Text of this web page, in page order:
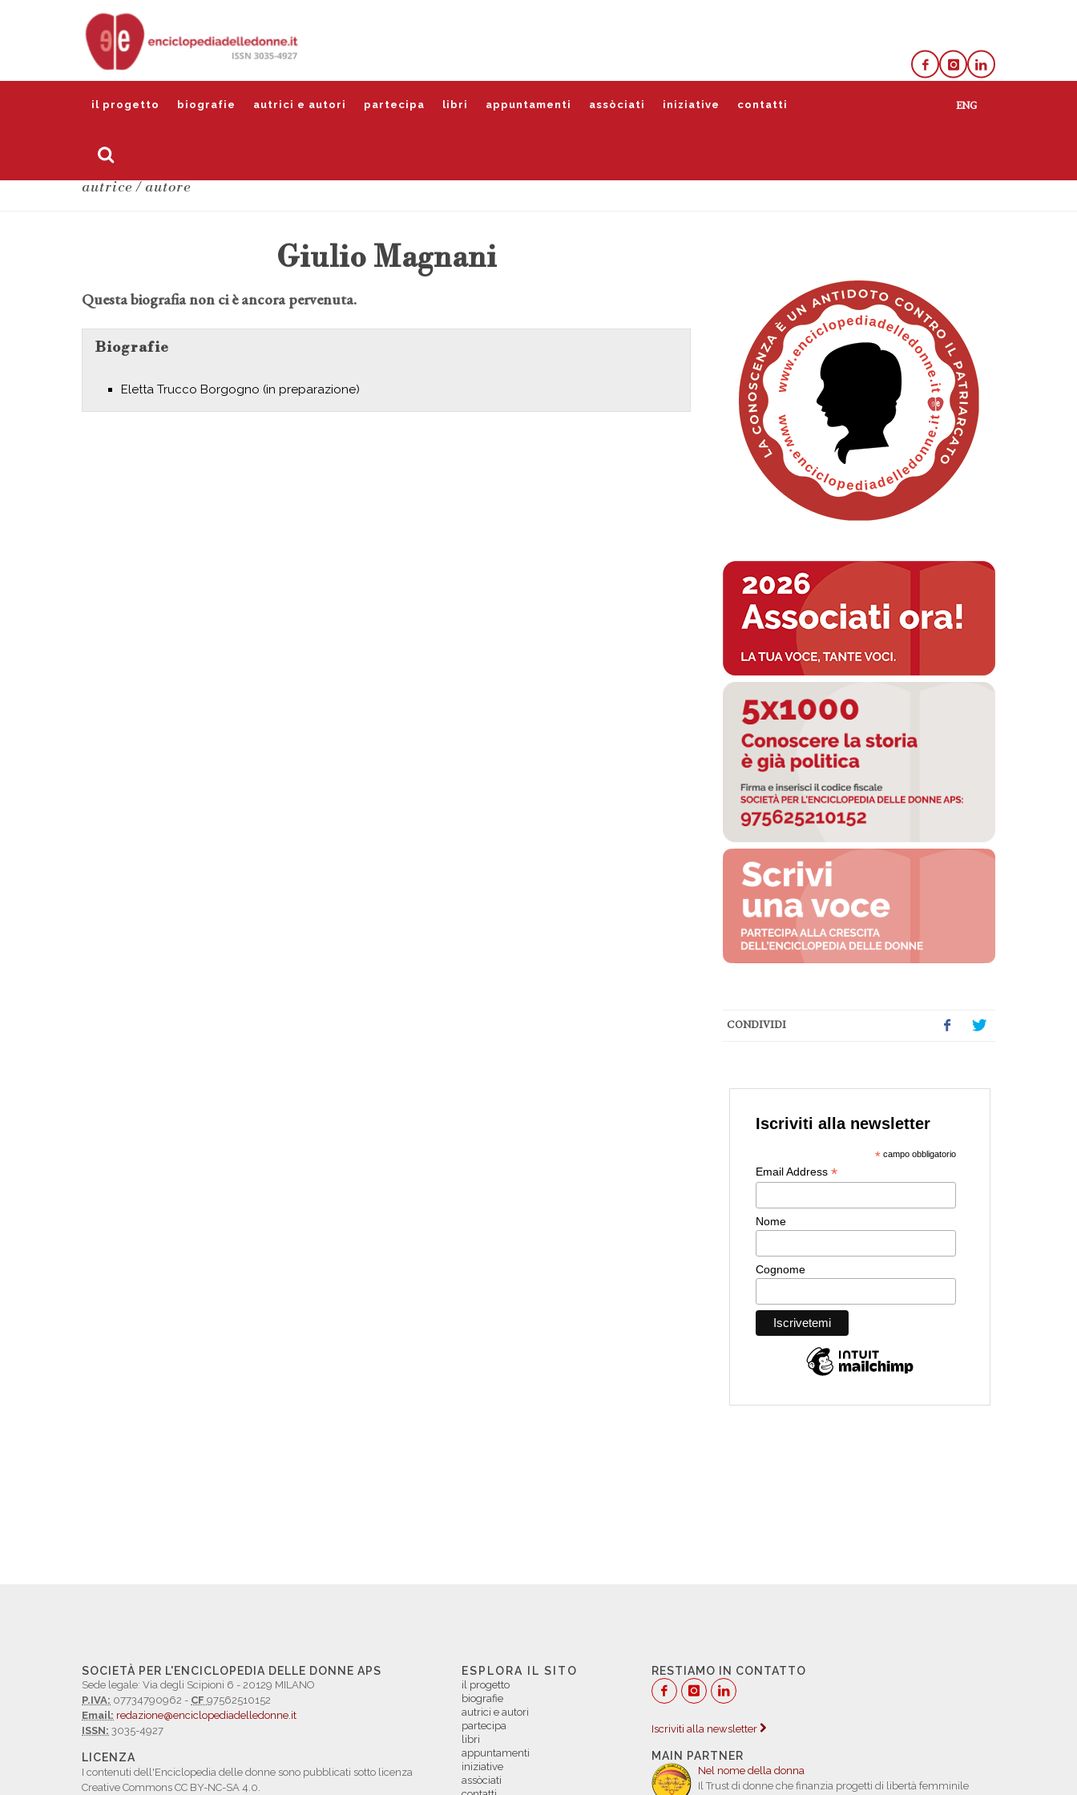
il progetto biografie autrici e autori partecipa libri appuntamenti assòciati iniziative contatti
autrice / autore
CONDIVIDI
Giulio Magnani
Questa biografia non ci è ancora pervenuta.
Biografie
Eletta Trucco Borgogno (in preparazione)
SOCIETÀ PER L'ENCICLOPEDIA DELLE DONNE APS
Sede legale: Via degli Scipioni 6 - 20129 MILANO
P.IVA: 07734790962 - CF 97562510152
Email: redazione@enciclopediadelledonne.it
ISSN: 3035-4927
LICENZA
I contenuti dell'Enciclopedia delle donne sono pubblicati sotto licenza
Creative Commons CC BY-NC-SA 4.0.
ESPLORA IL SITO
il progetto
biografie
autrici e autori
partecipa
libri
appuntamenti
iniziative
assòciati
RESTIAMO IN CONTATTO
Iscriviti alla newsletter
MAIN PARTNER
Nel nome della donna
Il Trust di donne che finanzia progetti di libertà femminile